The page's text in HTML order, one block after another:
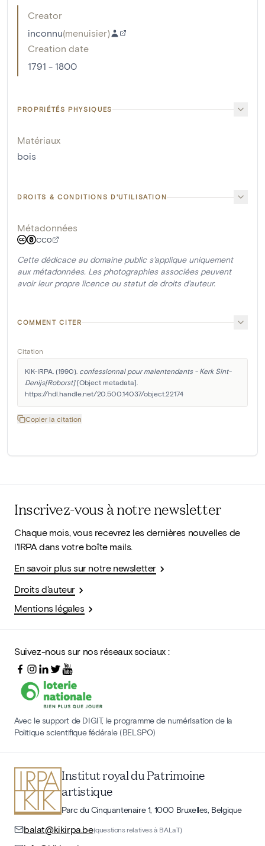
Creator
inconnu(menuisier)
Creation date
1791 - 1800
PROPRIÉTÉS PHYSIQUES
Matériaux
bois
DROITS & CONDITIONS D'UTILISATION
Métadonnées
CC0
Cette dédicace au domaine public s'applique uniquement
aux métadonnées. Les photographies associées peuvent
avoir leur propre licence ou statut de droits d'auteur.
COMMENT CITER
Citation
KIK-IRPA. (1990). confessionnal pour malentendants - Kerk Sint-
Denijs[Roborst] [Object metadata].
https://hdl.handle.net/20.500.14037/object.22174
Copier la citation
Inscrivez-vous à notre newsletter
Chaque mois, vous recevrez les dernières nouvelles de
l'IRPA dans votre boîte mails.
En savoir plus sur notre newsletter
Droits d'auteur
Mentions légales
Suivez-nous sur nos réseaux sociaux :
Avec le support de DIGIT, le programme de numérisation de la
Politique scientifique fédérale (BELSPO)
Institut royal du Patrimoine
artistique
Parc du Cinquantenaire 1, 1000 Bruxelles, Belgique
balat@kikirpa.be(questions relatives à BALaT)